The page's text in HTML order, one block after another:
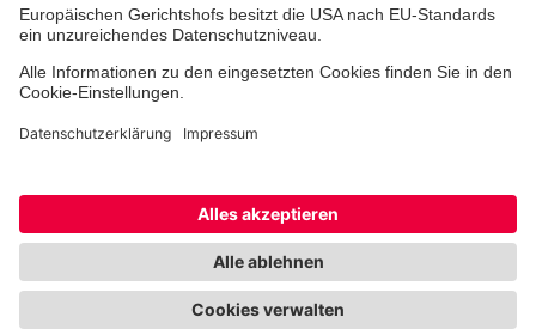
Einrichtungen
Cookie-Einstellungen Datenschutz Barrierefreiheit
Impressum Kontakt Widerruf